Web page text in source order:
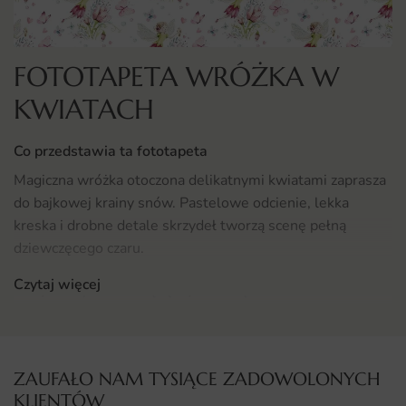
FOTOTAPETA WRÓŻKA W
KWIATACH
Co przedstawia ta fototapeta
Magiczna wróżka otoczona delikatnymi kwiatami zaprasza
do bajkowej krainy snów. Pastelowe odcienie, lekka
kreska i drobne detale skrzydeł tworzą scenę pełną
dziewczęcego czaru.
Motyw rozpala dziecięcą wyobraźnię i otwiera drzwi do
Gdzie sprawdzi się fototapeta Wróżka w Kwiatach
Czytaj więcej
ZAUFAŁO NAM TYSIĄCE ZADOWOLONYCH
KLIENTÓW